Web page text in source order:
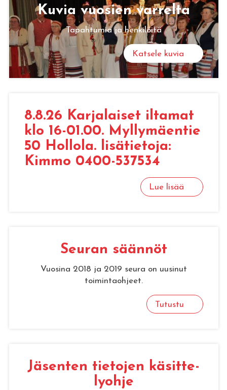
Kuvia vuo­sien var­rel­ta
Tapahtumia ja henkilöitä
Katsele kuvia
8.8.26 Kar­ja­lai­set il­ta­mat
klo 16-01.00. Myl­ly­mäen­tie
50 Hol­lo­la. li­sä­tie­to­ja:
Kimmo 0400-537534
Lue lisää
Seu­ran sään­nöt
Vuosina 2018 ja 2019 seura on uusinut
toimintaohjeet.
Tutustu
Jä­sen­ten tie­to­jen kä­sit­te­
ly­oh­je